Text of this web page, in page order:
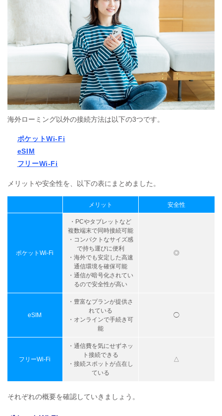
海外ローミング以外の接続方法は以下の3つです。
ポケットWi-Fi
eSIM
フリーWi-Fi
メリットや安全性を、以下の表にまとめました。
メリット 安全性
ポケットWi-Fi
・PCやタブレットなど
複数端末で同時接続可能
・コンパクトなサイズ感
で持ち運びに便利
・海外でも安定した高速
通信環境を確保可能
・通信が暗号化されてい
るので安全性が高い
◎
eSIM
・豊富なプランが提供さ
れている
・オンラインで手続き可
能
◯
フリーWi-Fi
・通信費を気にせずネッ
ト接続できる
・接続スポットが点在し
ている
△
それぞれの概要を確認していきましょう。